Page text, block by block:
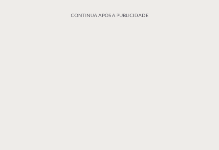
CONTINUA APÓS A PUBLICIDADE